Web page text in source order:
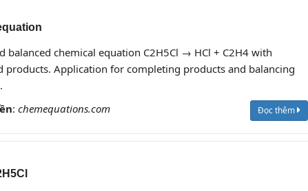
balanced chemical equation C2H5Cl → HCl + C2H4 with
products. Application for completing products and balancing
: chemequations.com Đọc thêm